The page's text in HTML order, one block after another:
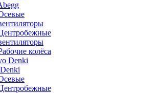
колёса